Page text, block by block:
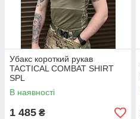
Убакс короткий рукав
TACTICAL COMBAT SHIRT
SPL
В наявності
1 485 ₴